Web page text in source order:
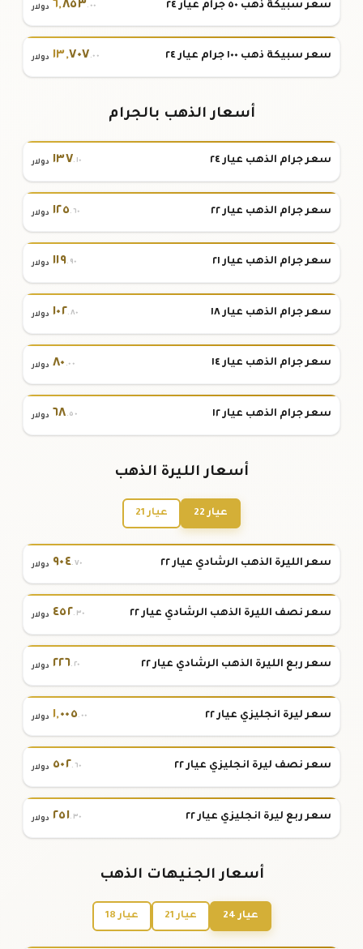
سعر سبيكة ذهب ٥٠ جرام عيار ٢٤ ٦,٨٥٣.٠٠ دولار
سعر سبيكة ذهب ١٠٠ جرام عيار ٢٤ ١٣,٧٠٧.٠٠ دولار
أسعار الذهب بالجرام
سعر جرام الذهب عيار ٢٤ ١٣٧.١٠ دولار
سعر جرام الذهب عيار ٢٢ ١٢٥.٦٠ دولار
سعر جرام الذهب عيار ٢١ ١١٩.٩٠ دولار
سعر جرام الذهب عيار ١٨ ١٠٢.٨٠ دولار
سعر جرام الذهب عيار ١٤ ٨٠ .٠٠ دولار
سعر جرام الذهب عيار ١٢ ٦٨.٥٠ دولار
أسعار الليرة الذهب
عيار 22 عيار 21
سعر الليرة الذهب الرشادي عيار ٢٢ ٩٠٤.٧٠ دولار
سعر نصف الليرة الذهب الرشادي عيار ٢٢ ٤٥٢ .٣٠ دولار
سعر ربع الليرة الذهب الرشادي عيار ٢٢ ٢٢٦.٢٠ دولار
سعر ليرة انجليزي عيار ٢٢ ١,٠٠٥.٠٠ دولار
سعر نصف ليرة انجليزي عيار ٢٢ ٥٠٢.٦٠ دولار
سعر ربع ليرة انجليزي عيار ٢٢ ٢٥١.٣٠ دولار
أسعار الجنيهات الذهب
عيار 24 عيار 21 عيار 18